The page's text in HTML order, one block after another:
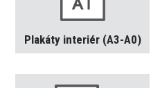
Plakáty interiér (A3-A0)